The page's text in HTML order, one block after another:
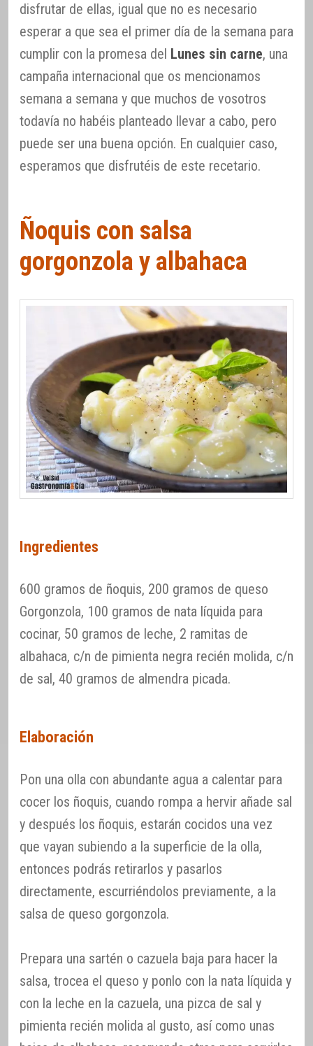
disfrutar de ellas, igual que no es necesario
esperar a que sea el primer día de la semana para
cumplir con la promesa del Lunes sin carne, una
campaña internacional que os mencionamos
semana a semana y que muchos de vosotros
todavía no habéis planteado llevar a cabo, pero
puede ser una buena opción. En cualquier caso,
esperamos que disfrutéis de este recetario.
Ñoquis con salsa
gorgonzola y albahaca
Ingredientes
600 gramos de ñoquis, 200 gramos de queso
Gorgonzola, 100 gramos de nata líquida para
cocinar, 50 gramos de leche, 2 ramitas de
albahaca, c/n de pimienta negra recién molida, c/n
de sal, 40 gramos de almendra picada.
Elaboración
Pon una olla con abundante agua a calentar para
cocer los ñoquis, cuando rompa a hervir añade sal
y después los ñoquis, estarán cocidos una vez
que vayan subiendo a la superficie de la olla,
entonces podrás retirarlos y pasarlos
directamente, escurriéndolos previamente, a la
salsa de queso gorgonzola.
Prepara una sartén o cazuela baja para hacer la
salsa, trocea el queso y ponlo con la nata líquida y
con la leche en la cazuela, una pizca de sal y
pimienta recién molida al gusto, así como unas